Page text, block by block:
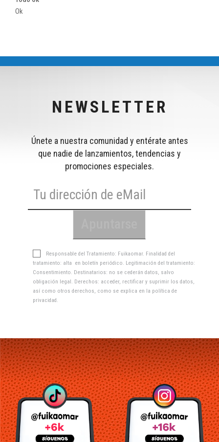
Ok
NEWSLETTER
Únete a nuestra comunidad y entérate antes
que nadie de lanzamientos, tendencias y
promociones especiales.
Responsable del Tratamiento: Fuikaomar. Finalidad del
tratamiento: alta en boletín periódico. Legitimación del tratamiento:
Consentimiento. Destinatarios: no se cederán datos, salvo
obligación legal. Derechos: acceder, rectificar y suprimir los datos,
así como otros derechos, como se explica en la política de
privacidad